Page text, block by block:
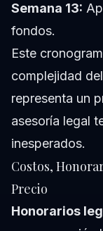
Semana 13:
fondos.
Este
complejidad
representa un
asesoría legal
inesperados.
Costos,
Precio
Honorarios